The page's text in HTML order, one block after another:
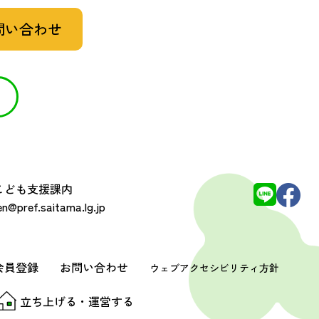
い合わせ
ども支援課内
員登録 お問い合わせ ウェブアクセシビリティ方針
立ち上げる・運営する